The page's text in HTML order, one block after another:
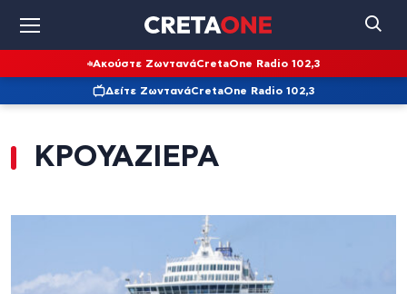
Ακούστε ΖωντανάCretaOne Radio 102,3
Δείτε ΖωντανάCretaOne Radio 102,3
ΚΡΟΥΑΖΙΕΡΑ